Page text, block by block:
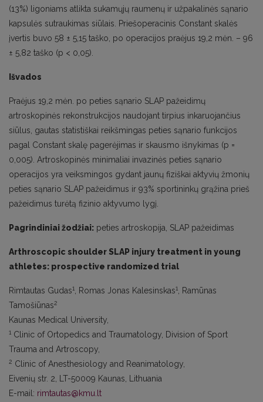
(13%) ligoniams atlikta sukamųjų raumenų ir užpakalinės sąnario
kapsulės sutraukimas siūlais. Priešoperacinis Constant skalės
įvertis buvo 58 ± 5,15 taško, po operacijos praėjus 19,2 mėn. – 96
± 5,82 taško (p < 0,05).
Išvados
Praėjus 19,2 mėn. po peties sąnario SLAP pažeidimų
artroskopinės rekonstrukcijos naudojant tirpius inkaruojančius
siūlus, gautas statistiškai reikšmingas peties sąnario funkcijos
pagal Constant skalę pagerėjimas ir skausmo išnykimas (p =
0,005). Artroskopinės minimaliai invazinės peties sąnario
operacijos yra veiksmingos gydant jaunų fiziškai aktyvių žmonių
peties sąnario SLAP pažeidimus ir 93% sportininkų grąžina prieš
pažeidimus turėtą fizinio aktyvumo lygį.
Pagrindiniai žodžiai: peties artroskopija, SLAP pažeidimas
Arthroscopic shoulder SLAP injury treatment in young
athletes: prospective randomized trial
Rimtautas Gudas1 , Romas Jonas Kalesinskas1
, Ramūnas
Tamošiūnas2
Kaunas Medical University,
1 Clinic of Ortopedics and Traumatology, Division of Sport
Trauma and Artroscopy,
2 Clinic of Anesthesiology and Reanimatology,
Eivenių str. 2, LT-50009 Kaunas, Lithuania
E-mail: rimtautas@kmu.lt